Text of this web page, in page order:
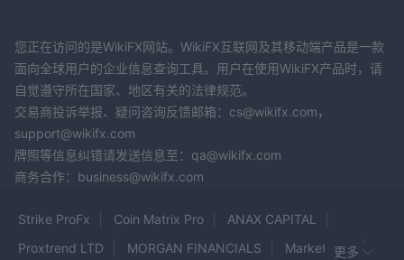
您正在访问的是WikiFX网站。WikiFX互联网及其移动端产品是一款
面向全球用户的企业信息查询工具。用户在使用WikiFX产品时，请
自觉遵守所在国家、地区有关的法律规范。
交易商投诉举报、疑问咨询反馈邮箱：cs@wikifx.com，
support@wikifx.com
牌照等信息纠错请发送信息至：qa@wikifx.com
商务合作：business@wikifx.com
Strike ProFx Coin Matrix Pro
ANAX CAPITAL
Proxtrend LTD
MORGAN FINANCIALS MarketsVox
更多